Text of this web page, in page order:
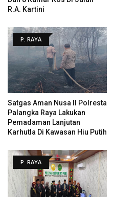
R.A. Kartini
P. RAYA
Satgas Aman Nusa II Polresta
Palangka Raya Lakukan
Pemadaman Lanjutan
Karhutla Di Kawasan Hiu Putih
P. RAYA